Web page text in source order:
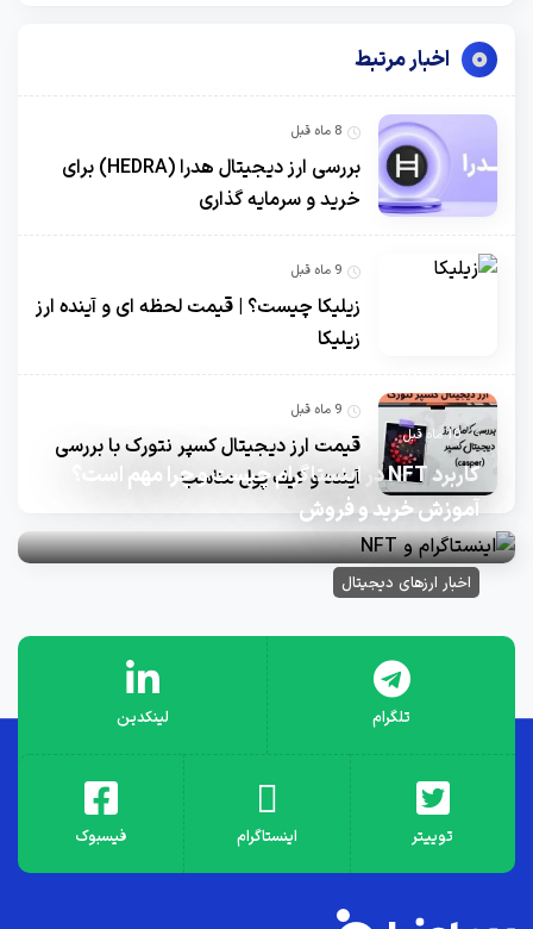
اخبار مرتبط
8 ماه قبل
بررسی ارز دیجیتال هدرا (HEDRA) برای
خرید و سرمایه گذاری
9 ماه قبل
زیلیکا چیست؟ | قیمت لحظه ای و آینده ارز
زیلیکا
9 ماه قبل
قیمت ارز دیجیتال کسپر نتورک با بررسی
آینده و کیف پول مناسب
اخبار ارزهای دیجیتال
10 ماه قبل
کاربرد NFT در اینستاگرام چیست و چرا مهم است؟
آموزش خرید و فروش
تلگرام لینکدین
توییتر اینستاگرام فیسبوک